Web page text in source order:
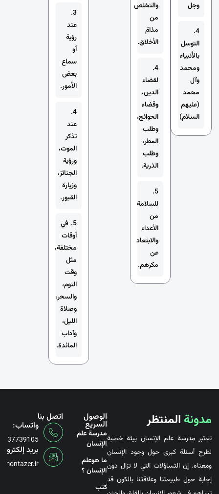
وجل
4.
التوسل
بالأنبياء
ومحمد
وآل
محمد
(عليهم
السلام)
والتخلص
من
مذامّ
الأخلاق.
4.
لقضاء
الدين،
وقضاء
الحوائج،
وطلب
المطر،
وطلب
الذرية.
5.
للسلامة
من
الأعداء
والابتعاد
عن
مكرهم.
3.
عند
رؤية
أو
سماع
بعض
الأمور.
4.
عند
تذكر
الموت،
ورؤية
الجنائز،
وزيارة
القبور.
5. في
أوقات
مختلفة،
مثل
وقت
النوم،
والسحر،
وصلاة
الليل،
وآداب
المائدة.
مدونة المنتظر
تعتبر مدرسة علم الإنسان بيئة خصبة
لطرح أسئلة كبرى حول وجود الإنسان
ومعناه. إن التساؤلات التي لا تزال دون
إجابة حول طبيعتنا وعلاقتنا بالكون قد
الوصول
السريع
مدرسة علم
الإنسان
ما هوعلم
الإنسان ؟
کتب
اتصل بنا
واتساب:
بريد